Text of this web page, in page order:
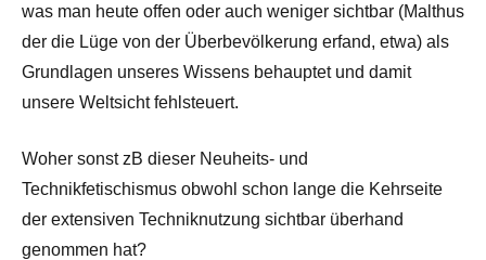
was man heute offen oder auch weniger sichtbar (Malthus
der die Lüge von der Überbevölkerung erfand, etwa) als
Grundlagen unseres Wissens behauptet und damit
unsere Weltsicht fehlsteuert.
Woher sonst zB dieser Neuheits- und
Technikfetischismus obwohl schon lange die Kehrseite
der extensiven Techniknutzung sichtbar überhand
genommen hat?